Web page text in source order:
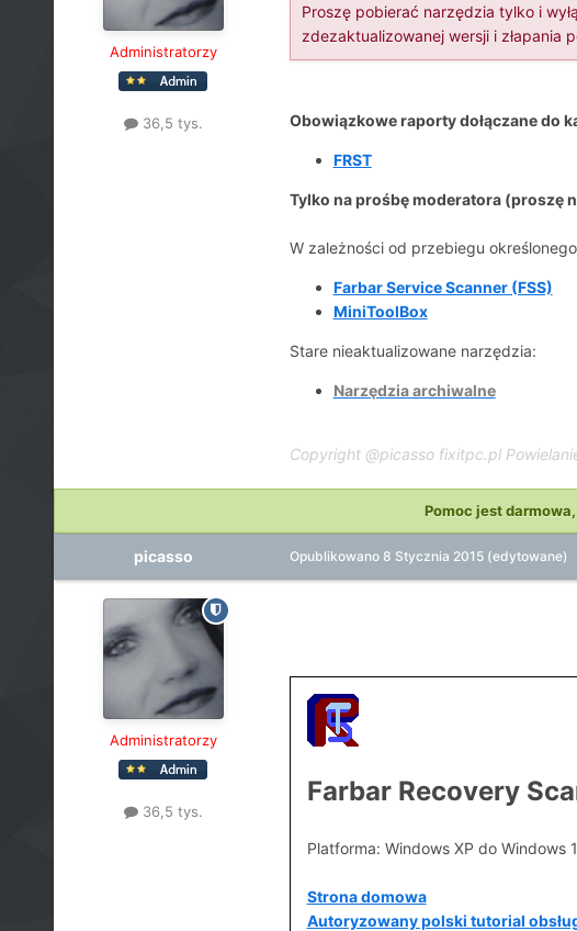
Administratorzy
36,5 tys.
Proszę pobierać narzędzia tylko i
zdezaktualizowanej wersji i złapania
Obowiązkowe raporty dołączane do
FRST
Tylko na prośbę moderatora (proszę
W zależności od przebiegu
Farbar Service Scanner (FSS)
MiniToolBox
Stare nieaktualizowane narzędzia:
Narzędzia archiwalne
Copyright @picasso fixitpc.pl
Pomoc jest
picasso
Administratorzy
36,5 tys.
Opublikowano 8 Stycznia 2015 (edytowane)
Farbar Recovery
Platforma: Windows XP do Windows
Strona domowa
Autoryzowany polski tutorial